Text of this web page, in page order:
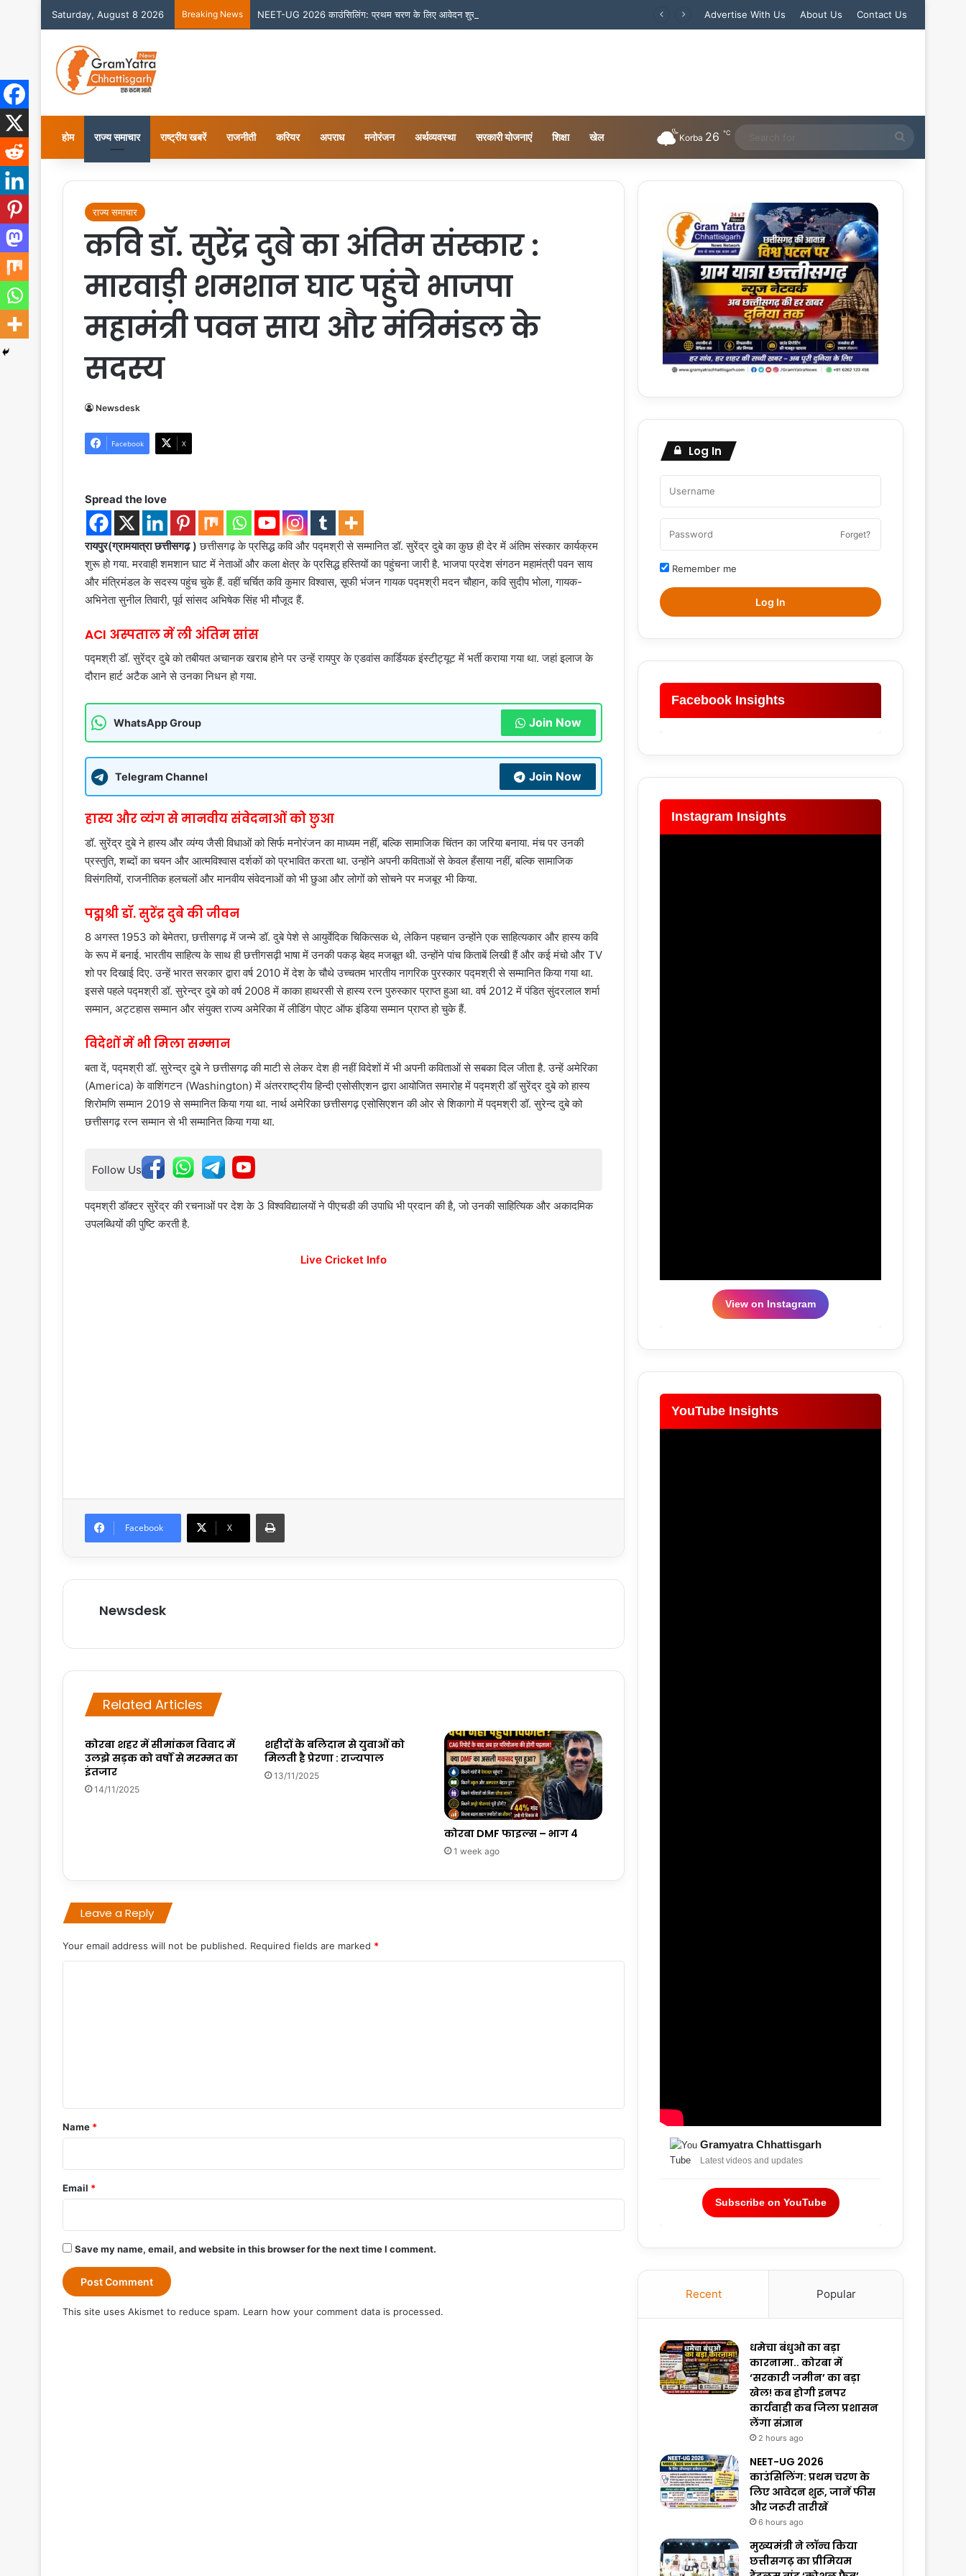
Saturday, August 8 2026 Breaking News NEET-UG 2026 काउंसिलिंग: प्रथम चरण के लिए आवेदन शुरू, जानें फीस और जरूरी तारीखें Advertise With Us About Us Contact Us
होम राज्य समाचार राष्ट्रीय खबरें राजनीती करियर अपराध मनोरंजन अर्थव्यवस्था सरकारी योजनाएं शिक्षा खेल Korba 26 ℃
for
राज्य समाचार
कवि डॉ. सुरेंद्र दुबे का अंतिम संस्कार :
मारवाड़ी शमशान घाट पहुंचे भाजपा
महामंत्री पवन साय और मंत्रिमंडल के
सदस्य
Newsdesk
Facebook X
Spread the love
रायपुर(ग्रामयात्रा छत्तीसगढ़ ) छत्तीसगढ़ के प्रसिद्ध कवि और पद्मश्री से सम्मानित डॉ. सुरेंद्र दुबे का कुछ ही देर में अंतिम संस्कार कार्यक्रम
शुरू हो गया. मरवाही शमशान घाट में नेताओं और कला क्षेत्र के प्रसिद्ध हस्तियों का पहुंचना जारी है. भाजपा प्रदेश संगठन महामंत्री पवन साय
और मंत्रिमंडल के सदस्य पहुंच चुके हैं. वहीं चर्चित कवि कुमार विश्वास, सूफी भंजन गायक पद्मश्री मदन चौहान, कवि सुदीप भोला, गायक-
अभिनेता सुनील तिवारी, पूर्व सांसद अभिषेक सिंह भी मौजूद हैं.
ACI अस्पताल में ली अंतिम सांस
पद्मश्री डॉ. सुरेंद्र दुबे को तबीयत अचानक खराब होने पर उन्हें रायपुर के एडवांस कार्डियक इंस्टीट्यूट में भर्ती कराया गया था. जहां इलाज के
दौरान हार्ट अटैक आने से उनका निधन हो गया.
WhatsApp Group Join Now
Telegram Channel Join Now
हास्य और व्यंग से मानवीय संवेदनाओं को छुआ
डॉ. सुरेंद्र दुबे ने हास्य और व्यंग्य जैसी विधाओं को सिर्फ मनोरंजन का माध्यम नहीं, बल्कि सामाजिक चिंतन का जरिया बनाया. मंच पर उनकी
प्रस्तुति, शब्दों का चयन और आत्मविश्वास दर्शकों को प्रभावित करता था. उन्होंने अपनी कविताओं से केवल हँसाया नहीं, बल्कि सामाजिक
विसंगतियों, राजनीतिक हलचलों और मानवीय संवेदनाओं को भी छुआ और लोगों को सोचने पर मजबूर भी किया.
पद्मश्री डॉ. सुरेंद्र दुबे की जीवन
8 अगस्त 1953 को बेमेतरा, छत्तीसगढ़ में जन्मे डॉ. दुबे पेशे से आयुर्वेदिक चिकित्सक थे, लेकिन पहचान उन्होंने एक साहित्यकार और हास्य कवि
के रूप में बनाई. भारतीय साहित्य के साथ ही छत्तीगसढ़ी भाषा में उनकी पकड़ बेहद मजबूत थी. उन्होंने पांच किताबें लिखी हैं और कई मंचो और TV
शो पर दिखाई दिए. उन्हें भारत सरकार द्वारा वर्ष 2010 में देश के चौथे उच्चतम भारतीय नागरिक पुरस्कार पद्मश्री से सम्मानित किया गया था.
इससे पहले पद्मश्री डॉ. सुरेन्द्र दुबे को वर्ष 2008 में काका हाथरसी से हास्य रत्न पुरुस्कार प्राप्त हुआ था. वर्ष 2012 में पंडित सुंदरलाल शर्मा
सम्मान, अट्टहास सम्मान और संयुक्त राज्य अमेरिका में लीडिंग पोएट ऑफ इंडिया सम्मान प्राप्त हो चुके हैं.
विदेशों में भी मिला सम्मान
बता दें, पद्मश्री डॉ. सुरेन्द्र दुबे ने छत्तीसगढ़ की माटी से लेकर देश ही नहीं विदेशों में भी अपनी कविताओं से सबका दिल जीता है. उन्हें अमेरिका
(America) के वाशिंगटन (Washington) में अंतरराष्ट्रीय हिन्दी एसोसीएशन द्वारा आयोजित समारोह में पद्मश्री डॉ सुरेंद्र दुबे को हास्य
शिरोमणि सम्मान 2019 से सम्मानित किया गया था. नार्थ अमेरिका छत्तीसगढ़ एसोसिएशन की ओर से शिकागो में पद्मश्री डॉ. सुरेन्द दुबे को
छत्तीसगढ़ रत्न सम्मान से भी सम्मानित किया गया था.
Follow Us
पद्मश्री डॉक्टर सुरेंद्र की रचनाओं पर देश के 3 विश्वविद्यालयों ने पीएचडी की उपाधि भी प्रदान की है, जो उनकी साहित्यिक और अकादमिक
उपलब्धियों की पुष्टि करती है.
Live Cricket Info
Facebook X
Newsdesk
Related Articles
कोरबा शहर में सीमांकन विवाद में
उलझे सड़क को वर्षों से मरम्मत का
इंतजार
14/11/2025
शहीदों के बलिदान से युवाओं को
मिलती है प्रेरणा : राज्यपाल
13/11/2025
कोरबा DMF फाइल्स – भाग 4
1 week ago
Leave a Reply
Your email address will not be published. Required fields are marked *
*
Name *
Email *
Save my name, email, and website in this browser for the next time I comment.
This site uses Akismet to reduce spam. Learn how your comment data is processed.
Log In
Forget?
Remember me
Log In
Facebook Insights
Instagram Insights
View on Instagram
YouTube Insights
Gramyatra Chhattisgarh
Latest videos and updates
Subscribe on YouTube
Recent Popular
धमेचा बंधुओ का बड़ा
कारनामा.. कोरबा में
‘सरकारी जमीन’ का बड़ा
खेल! कब होगी इनपर
कार्यवाही कब जिला प्रशासन
लेंगा संज्ञान
2 hours ago
NEET-UG 2026
काउंसिलिंग: प्रथम चरण के
लिए आवेदन शुरू, जानें फीस
और जरूरी तारीखें
6 hours ago
मुख्यमंत्री ने लॉन्च किया
छत्तीसगढ़ का प्रीमियम